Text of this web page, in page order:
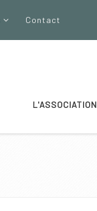
Contact
L'ASSOCIATION